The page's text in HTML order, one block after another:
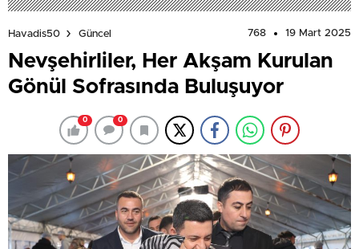
Havadis50 Güncel 768 19 Mart 2025
Nevşehirliler, Her Akşam Kurulan
Gönül Sofrasında Buluşuyor
0 0